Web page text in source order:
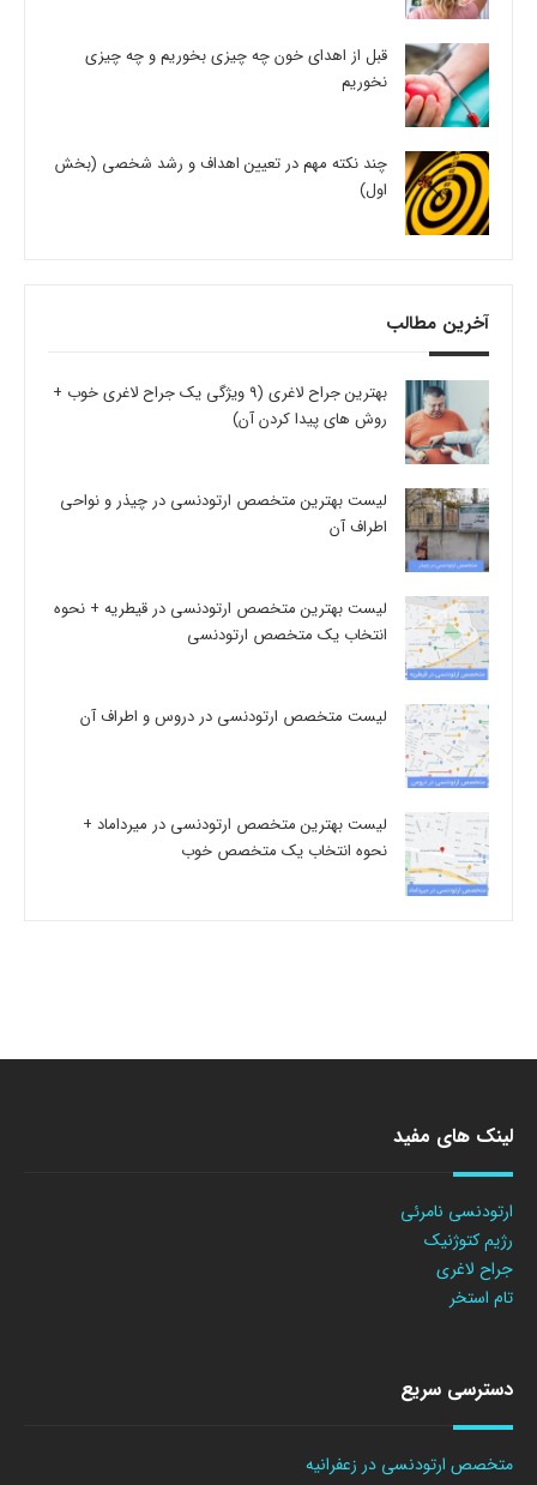
قبل از اهدای خون چه چیزی بخوریم و چه چیزی
نخوریم
چند نکته مهم در تعیین اهداف و رشد شخصی (بخش
اول)
آخرین مطالب
بهترین جراح لاغری (9 ویژگی یک جراح لاغری خوب +
روش های پیدا کردن آن)
لیست بهترین متخصص ارتودنسی در چیذر و نواحی
اطراف آن
لیست بهترین متخصص ارتودنسی در قیطریه + نحوه
انتخاب یک متخصص ارتودنسی
لیست متخصص ارتودنسی در دروس و اطراف آن
لیست بهترین متخصص ارتودنسی در میرداماد +
نحوه انتخاب یک متخصص خوب
لینک های مفید
ارتودنسی نامرئی
رژیم کتوژنیک
جراح لاغری
تام استخر
دسترسی سریع
متخصص ارتودنسی در زعفرانیه